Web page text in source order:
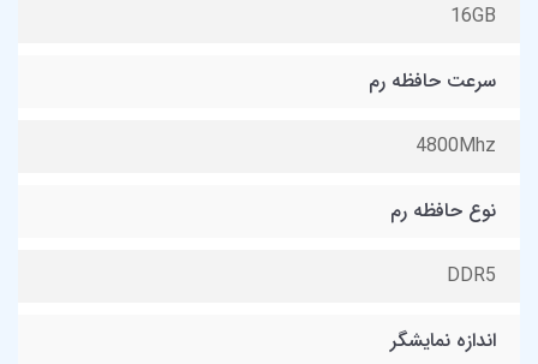
16GB
سرعت حافظه رم
4800Mhz
نوع حافظه رم
DDR5
اندازه نمایشگر